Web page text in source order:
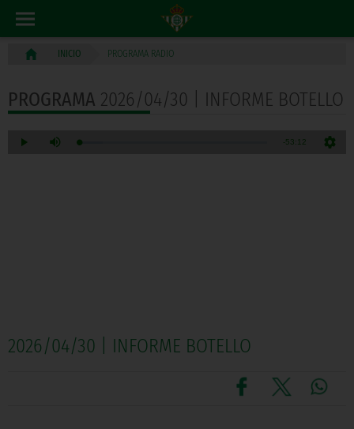
INICIO PROGRAMA RADIO
PROGRAMA 2026/04/30 | INFORME BOTELLO
2026/04/30 | INFORME BOTELLO